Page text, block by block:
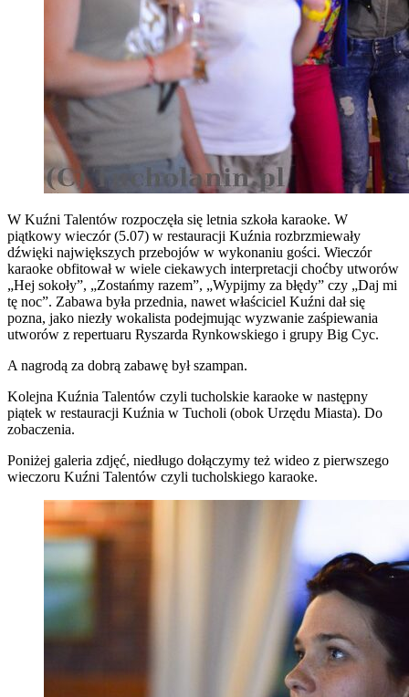
W Kuźni Talentów rozpoczęła się letnia szkoła karaoke. W
piątkowy wieczór (5.07) w restauracji Kuźnia rozbrzmiewały
dźwięki największych przebojów w wykonaniu gości. Wieczór
karaoke obfitował w wiele ciekawych interpretacji choćby utworów
„Hej sokoły”, „Zostańmy razem”, „Wypijmy za błędy” czy „Daj mi
tę noc”. Zabawa była przednia, nawet właściciel Kuźni dał się
pozna, jako niezły wokalista podejmując wyzwanie zaśpiewania
utworów z repertuaru Ryszarda Rynkowskiego i grupy Big Cyc.
A nagrodą za dobrą zabawę był szampan.
Kolejna Kuźnia Talentów czyli tucholskie karaoke w następny
piątek w restauracji Kuźnia w Tucholi (obok Urzędu Miasta). Do
zobaczenia.
Poniżej galeria zdjęć, niedługo dołączymy też wideo z pierwszego
wieczoru Kuźni Talentów czyli tucholskiego karaoke.